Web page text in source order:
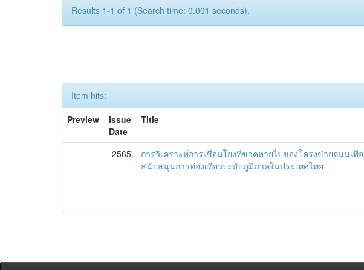
Results 1-1 of 1 (Search time: 0.001 seconds).
Item hits:
Preview
Issue
Date
Title
2565
การวิเคราะห์การเชื่อมโยงที่ขาดหายไปของโครงข่ายถนนเพื่อ
สนับสนุนการท่องเที่ยวระดับภูมิภาคในประเทศไทย